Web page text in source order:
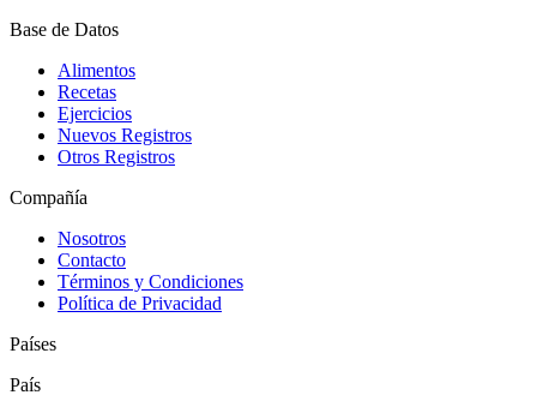
Base de Datos
Alimentos
Recetas
Ejercicios
Nuevos Registros
Otros Registros
Compañía
Nosotros
Contacto
Términos y Condiciones
Política de Privacidad
Países
País